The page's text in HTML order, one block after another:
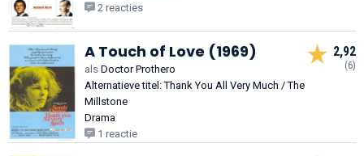
2 reacties
A Touch of Love (1969)
als Doctor Prothero
Alternatieve titel: Thank You All Very Much / The
Millstone
Drama
1 reactie
2,92
(6)